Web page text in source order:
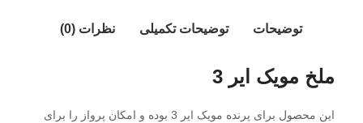
توضیحات توضیحات تکمیلی نظرات (0)
ملخ مویک ایر 3
این محصول برای پرنده مویک ایر 3 بوده و امکان پرواز را برای